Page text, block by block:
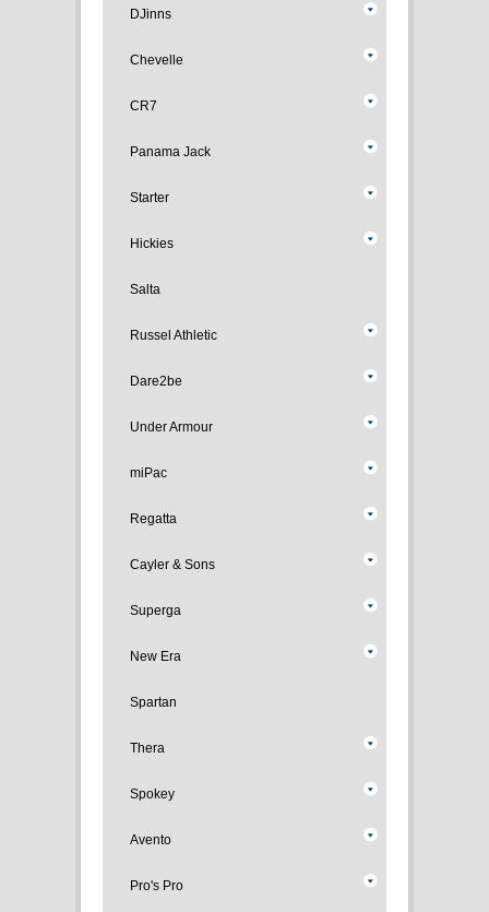
DJinns
Chevelle
CR7
Panama Jack
Starter
Hickies
Salta
Russel Athletic
Dare2be
Under Armour
miPac
Regatta
Cayler & Sons
Superga
New Era
Spartan
Thera
Spokey
Avento
Pro's Pro